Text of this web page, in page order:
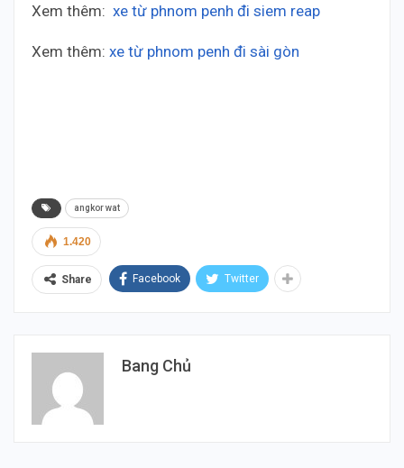
Xem thêm: xe từ phnom penh đi siem reap
Xem thêm: xe từ phnom penh đi sài gòn
angkor wat
1.420
Share Facebook Twitter
Bang Chủ